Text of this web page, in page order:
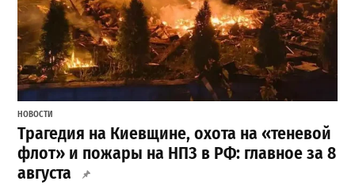
НОВОСТИ
Трагедия на Киевщине, охота на «теневой
флот» и пожары на НПЗ в РФ: главное за 8
августа